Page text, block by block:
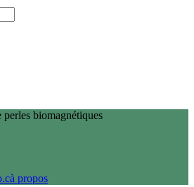
biomagnétiques
propos